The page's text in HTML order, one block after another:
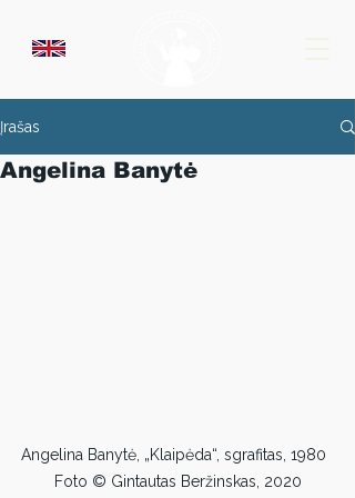
Įrašas
Angelina Banytė
Angelina Banytė, „Klaipėda“, sgrafitas, 1980
Foto © Gintautas Beržinskas, 2020